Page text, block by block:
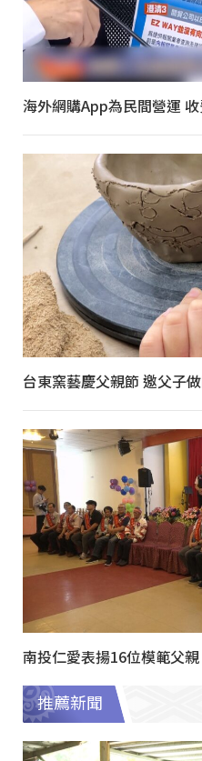
海外網購App為民間營運
台東窯藝慶父親節 邀父子
南投仁愛表揚16位模範父
推薦新聞